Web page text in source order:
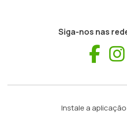
Siga-nos nas
Instale a aplicação